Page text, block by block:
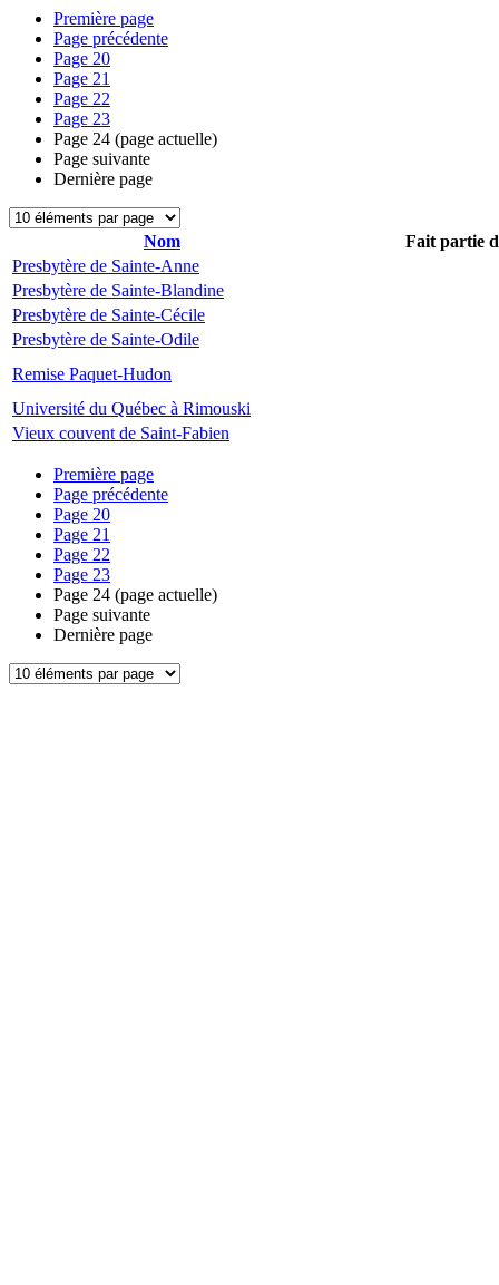
Première page
Page précédente
Page 20
Page 21
Page 22
Page 23
Page 24 (page actuelle)
Page suivante
Dernière page
Nom
Fait partie
Presbytère de Sainte-Anne
Presbytère de Sainte-Blandine
Presbytère de Sainte-Cécile
Presbytère de Sainte-Odile
Remise Paquet-Hudon
Université du Québec à Rimouski
Vieux couvent de Saint-Fabien
Première page
Page précédente
Page 20
Page 21
Page 22
Page 23
Page 24 (page actuelle)
Page suivante
Dernière page